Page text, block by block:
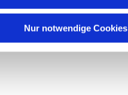
Nur notwendige Cookies